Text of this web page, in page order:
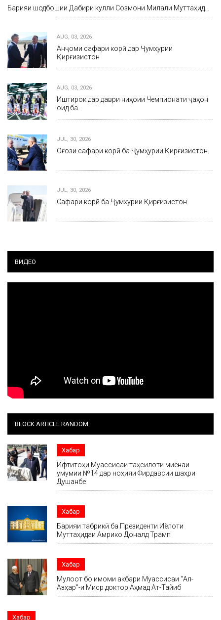
Барқияи шодбошии Дабири кулли Созмони Милали Муттаҳид…
AUG, 03, 2026
Анҷоми сафари корӣ дар Ҷумҳурии
Қирғизистон
AUG, 03, 2026
Иштирок дар даври ниҳоии Чемпионати ҷаҳон
оид ба…
JUL, 30, 2026
Оғози сафари корӣ ба Ҷумҳурии Қирғизистон
JUL, 30, 2026
Сафари корӣ ба Ҷумҳурии Қирғизистон
ВИДЕО
BLOCK ARTICLE RANDOM
Хабар
Ифтитоҳи Муассисаи таҳсилоти миёнаи
умумии №14 дар ноҳияи Фирдавсии шаҳри
Душанбе
Хабар
Барқияи табрикӣ ба Президенти Иёлоти
Муттаҳидаи Амрико Доналд Трамп
Хабар
Мулоқот бо имоми акбари Муассисаи “Ал-
Азҳар”-и Миср доктор Аҳмад Ат-Тайиб
Хабар